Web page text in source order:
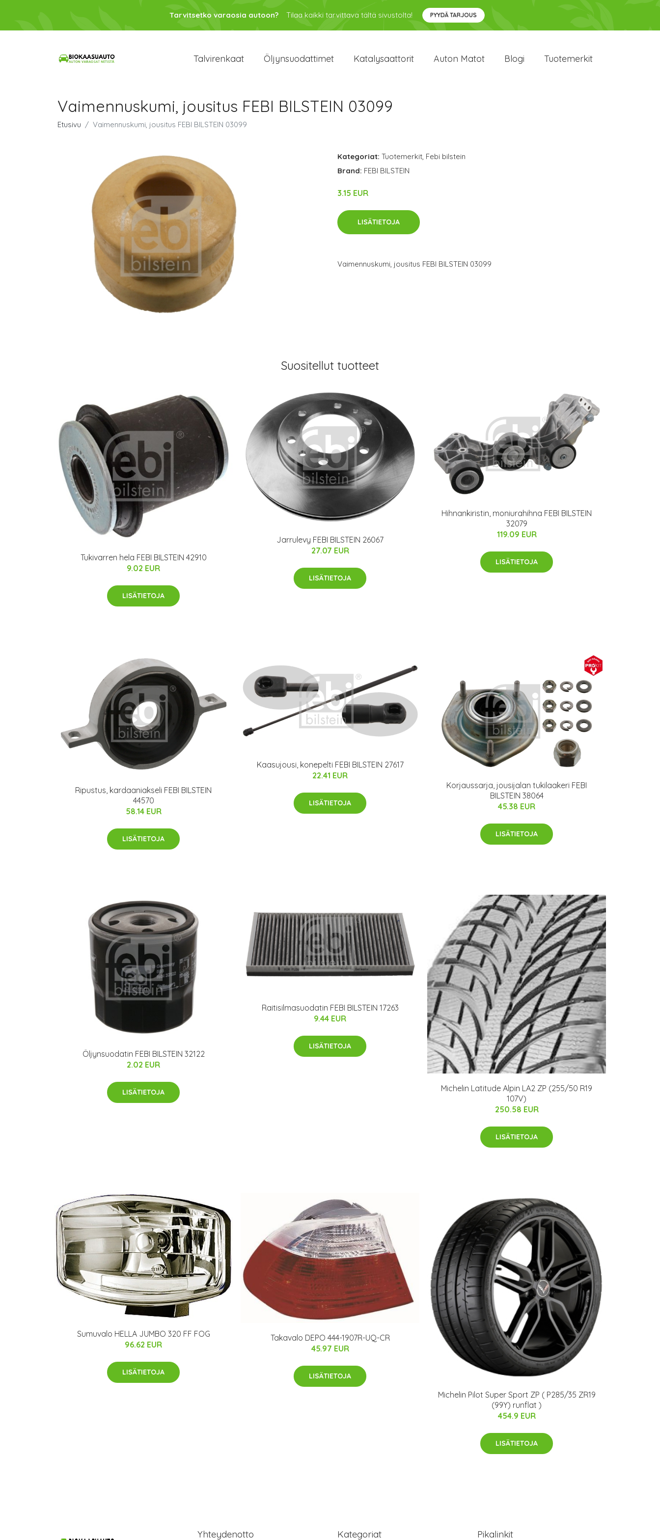
Tarvitsetko varaosia autoon? Tilaa kaikki tarvittava tältä sivustolta! PYYDÄ TARJOUS
Talvirenkaat Öljynsuodattimet Katalysaattorit Auton Matot Blogi Tuotemerkit
Vaimennuskumi, jousitus FEBI BILSTEIN 03099
Etusivu Vaimennuskumi, jousitus FEBI BILSTEIN 03099
Kategoriat: Tuotemerkit, Febi bilstein
Brand: FEBI BILSTEIN
3.15 EUR
LISÄTIETOJA
Vaimennuskumi, jousitus FEBI BILSTEIN 03099
Suositellut tuotteet
Tukivarren hela FEBI BILSTEIN 42910
9.02 EUR
LISÄTIETOJA
Jarrulevy FEBI BILSTEIN 26067
27.07 EUR
LISÄTIETOJA
Hihnankiristin, moniurahihna FEBI BILSTEIN
32079
119.09 EUR
LISÄTIETOJA
Ripustus, kardaaniakseli FEBI BILSTEIN
44570
58.14 EUR
LISÄTIETOJA
Kaasujousi, konepelti FEBI BILSTEIN 27617
22.41 EUR
LISÄTIETOJA
Korjaussarja, jousijalan tukilaakeri FEBI
BILSTEIN 38064
45.38 EUR
LISÄTIETOJA
Öljynsuodatin FEBI BILSTEIN 32122
2.02 EUR
LISÄTIETOJA
Raitisilmasuodatin FEBI BILSTEIN 17263
9.44 EUR
LISÄTIETOJA
Michelin Latitude Alpin LA2 ZP (255/50 R19
107V)
250.58 EUR
LISÄTIETOJA
Sumuvalo HELLA JUMBO 320 FF FOG
96.62 EUR
LISÄTIETOJA
Takavalo DEPO 444-1907R-UQ-CR
45.97 EUR
LISÄTIETOJA
Michelin Pilot Super Sport ZP ( P285/35 ZR19
(99Y) runflat )
454.9 EUR
LISÄTIETOJA
Yhteydenotto Kategoriat Pikalinkit